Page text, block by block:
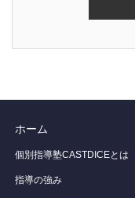
ホーム
個別指導塾CASTDICEとは
指導の強み